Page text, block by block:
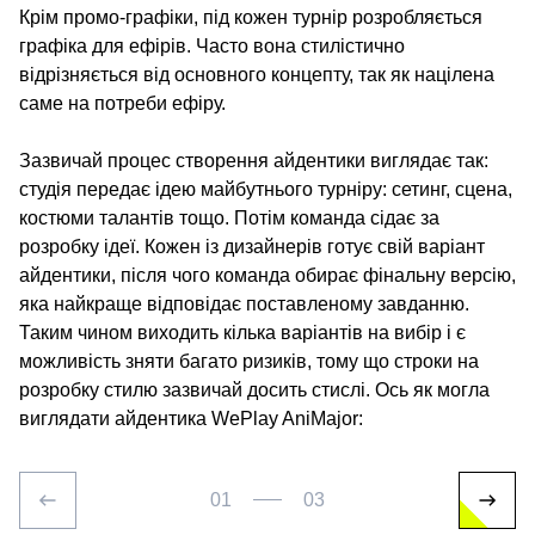
Крім промо-графіки, під кожен турнір розробляється
графіка для ефірів. Часто вона стилістично
відрізняється від основного концепту, так як націлена
саме на потреби ефіру.
Зазвичай процес створення айдентики виглядає так:
студія передає ідею майбутнього турніру: сетинг, сцена,
костюми талантів тощо. Потім команда сідає за
розробку ідеї. Кожен із дизайнерів готує свій варіант
айдентики, після чого команда обирає фінальну версію,
яка найкраще відповідає поставленому завданню.
Таким чином виходить кілька варіантів на вибір і є
можливість зняти багато ризиків, тому що строки на
розробку стилю зазвичай досить стислі. Ось як могла
виглядати айдентика WePlay AniMajor:
01 03